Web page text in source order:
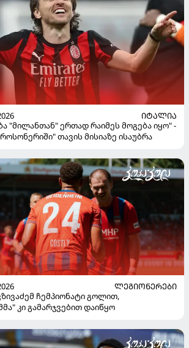
ᲘᲢᲐᲚᲘᲐ
"მილანთან" ერთად რაიმეს მოგება იყო" -
თავის მისიაზე ისაუბრა
ᲚᲔᲒᲘᲝᲜᲔᲠᲔᲑᲘ
ჩემპიონატი გოლით,
კი გამარჯვებით დაიწყო